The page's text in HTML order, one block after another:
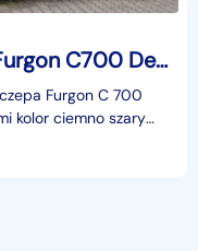
Inna G.26.17.0538 Nowim Furgon C700 Debon kontener przyczepa uniwersalna cargo do quadów motocykli pojazdów maszyn
kolor ciemno szary
typu